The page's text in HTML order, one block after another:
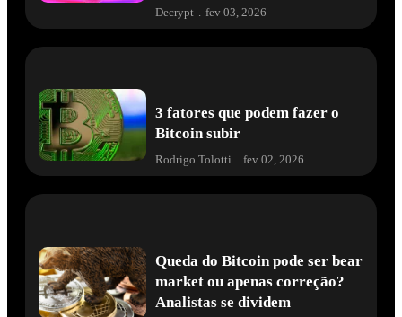
Decrypt fev 03, 2026
3 fatores que podem fazer o
Bitcoin subir
Rodrigo Tolotti . fev 02, 2026
Queda do Bitcoin pode ser bear
market ou apenas correção?
Analistas se dividem